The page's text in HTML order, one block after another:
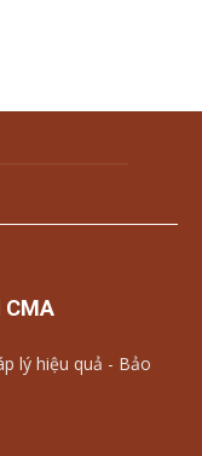
CMA
lý hiệu quả - Bảo